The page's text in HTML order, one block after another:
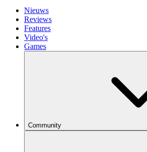
Nieuws
Reviews
Features
Video's
Games
Community